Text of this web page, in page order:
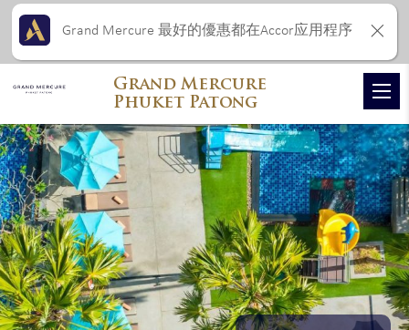
Grand Mercure
Phuket Patong
Grand Mercure 最好的優惠都在Accor应用程序